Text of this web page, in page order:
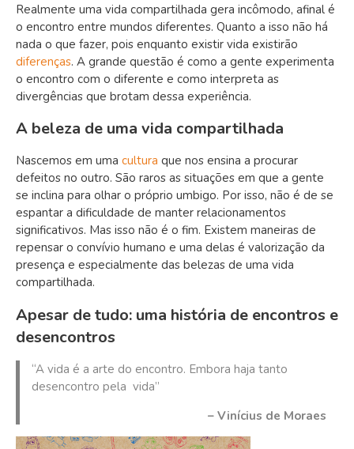
Realmente uma vida compartilhada gera incômodo, afinal é
o encontro entre mundos diferentes. Quanto a isso não há
nada o que fazer, pois enquanto existir vida existirão
diferenças. A grande questão é como a gente experimenta
o encontro com o diferente e como interpreta as
divergências que brotam dessa experiência.
A beleza de uma vida compartilhada
Nascemos em uma cultura que nos ensina a procurar
defeitos no outro. São raros as situações em que a gente
se inclina para olhar o próprio umbigo. Por isso, não é de se
espantar a dificuldade de manter relacionamentos
significativos. Mas isso não é o fim. Existem maneiras de
repensar o convívio humano e uma delas é valorização da
presença e especialmente das belezas de uma vida
compartilhada.
Apesar de tudo: uma história de encontros e
desencontros
“A vida é a arte do encontro. Embora haja tanto
desencontro pela vida”
– Vinícius de Moraes